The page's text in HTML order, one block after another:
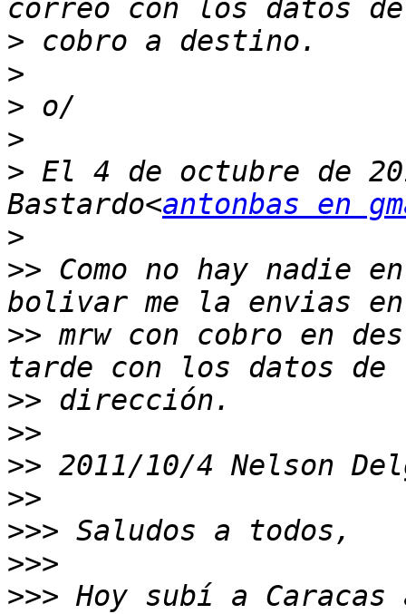
>
>
>
>
> El 4 de octubre de
Bastardo<antonbas en
>
>> Como no hay nadie
>> mrw con cobro en
>>
>>
>> 2011/10/4 Nelson
>>
>>>
>>>
>>> Hoy subí a